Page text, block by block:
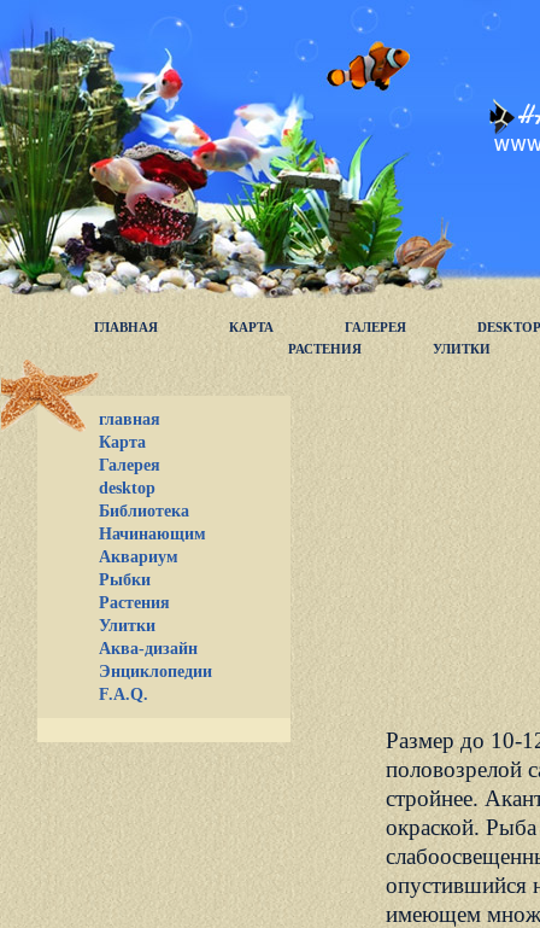
ГЛАВНАЯ КАРТА ГАЛЕРЕЯ
DESKTOP
РАСТЕНИЯ
УЛИТКИ
главная
Карта
Галерея
desktop
Библиотека
Начинающим
Аквариум
Рыбки
Растения
Улитки
Аква-дизайн
Энциклопедии
F.A.Q.
Размер до 10-
половозрелой
стройнее.
окраской.
опустившийся
имеющем